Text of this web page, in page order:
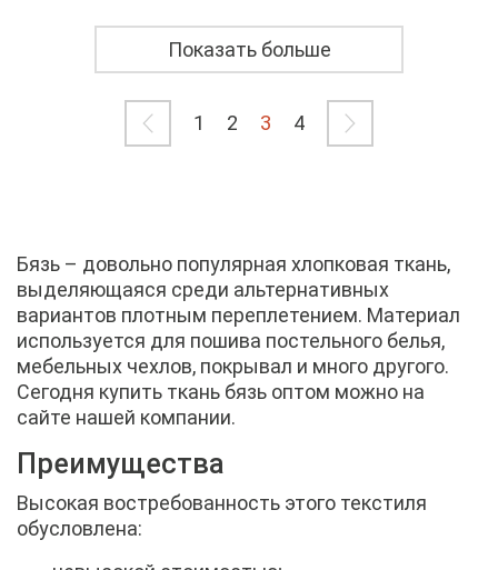
Показать больше
1 2 3 4
Бязь – довольно популярная хлопковая ткань,
выделяющаяся среди альтернативных
вариантов плотным переплетением. Материал
используется для пошива постельного белья,
мебельных чехлов, покрывал и много другого.
Сегодня купить ткань бязь оптом можно на
сайте нашей компании.
Преимущества
Высокая востребованность этого текстиля
обусловлена: